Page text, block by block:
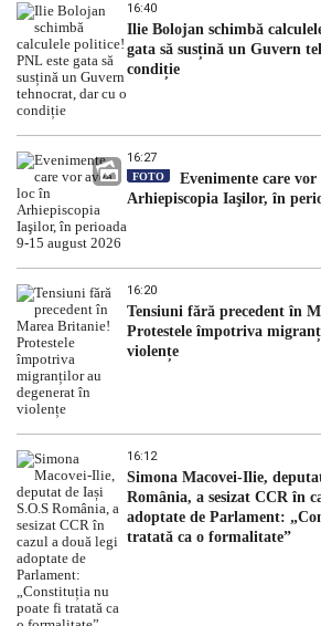
16:40
Ilie Bolojan schimbă
gata să susțină un Guvern
condiție
16:27
FOTO
Evenimente care vor
Arhiepiscopia Iaşilor, în
16:20
Tensiuni fără precedent în
Protestele împotriva
violențe
16:12
Simona Macovei-Ilie,
România, a sesizat CCR în
adoptate de Parlament:
tratată ca o formalitate”